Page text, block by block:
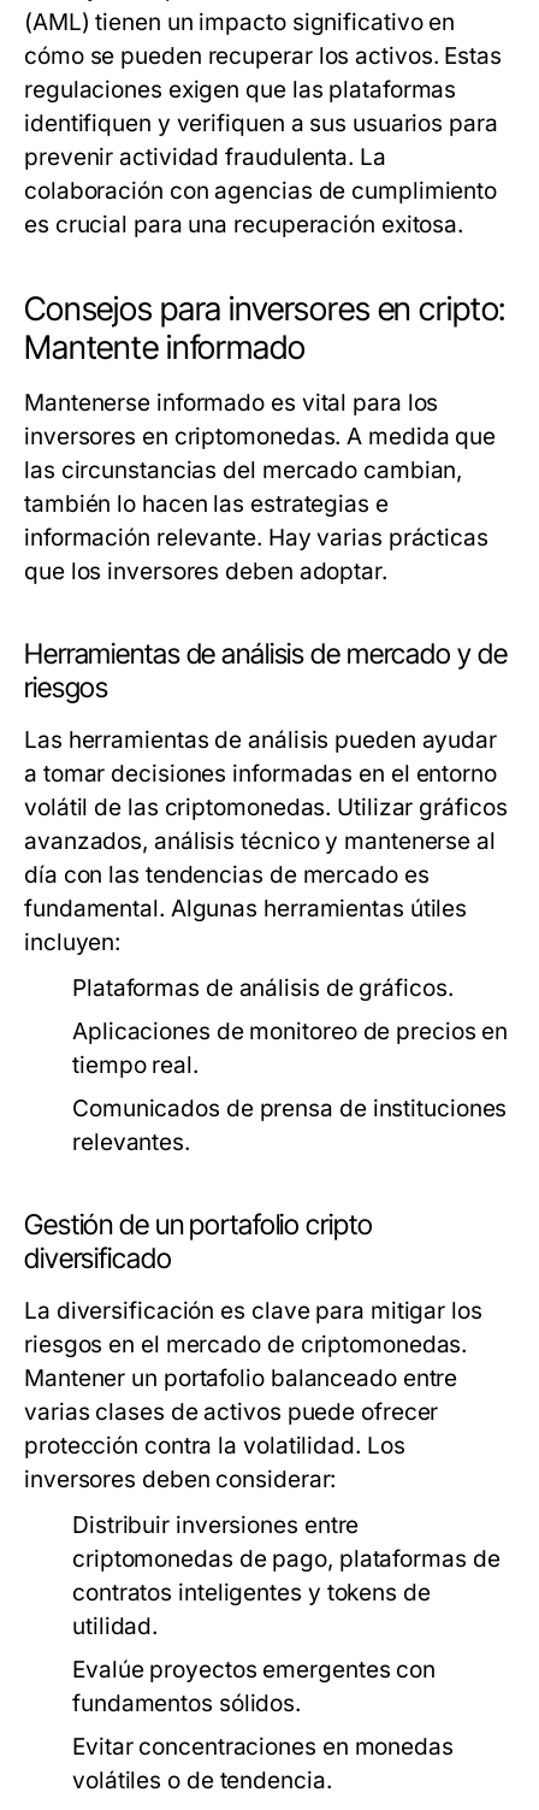
(AML) tienen un impacto significativo en
cómo se pueden recuperar los activos. Estas
regulaciones exigen que las plataformas
identifiquen y verifiquen a sus usuarios para
prevenir actividad fraudulenta. La
colaboración con agencias de cumplimiento
es crucial para una recuperación exitosa.
Consejos para inversores en cripto:
Mantente informado
Mantenerse informado es vital para los
inversores en criptomonedas. A medida que
las circunstancias del mercado cambian,
también lo hacen las estrategias e
información relevante. Hay varias prácticas
que los inversores deben adoptar.
Herramientas de análisis de mercado y de
riesgos
Las herramientas de análisis pueden ayudar
a tomar decisiones informadas en el entorno
volátil de las criptomonedas. Utilizar gráficos
avanzados, análisis técnico y mantenerse al
día con las tendencias de mercado es
fundamental. Algunas herramientas útiles
incluyen:
Plataformas de análisis de gráficos.
Aplicaciones de monitoreo de precios en
tiempo real.
Comunicados de prensa de instituciones
relevantes.
Gestión de un portafolio cripto
diversificado
La diversificación es clave para mitigar los
riesgos en el mercado de criptomonedas.
Mantener un portafolio balanceado entre
varias clases de activos puede ofrecer
protección contra la volatilidad. Los
inversores deben considerar:
Distribuir inversiones entre
criptomonedas de pago, plataformas de
contratos inteligentes y tokens de
utilidad.
Evalúe proyectos emergentes con
fundamentos sólidos.
Evitar concentraciones en monedas
volátiles o de tendencia.